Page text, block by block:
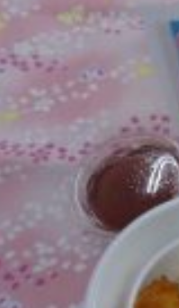
2025年11月(17)
2024年11月(20)
2023年11月(19)